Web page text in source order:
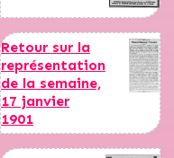
Retour sur la
représentation
de la semaine,
17 janvier
1901